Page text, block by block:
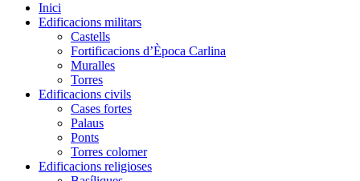
Inici
Edificacions militars
Castells
Fortificacions d’Època Carlina
Muralles
Torres
Edificacions civils
Cases fortes
Palaus
Ponts
Torres colomer
Edificacions religioses